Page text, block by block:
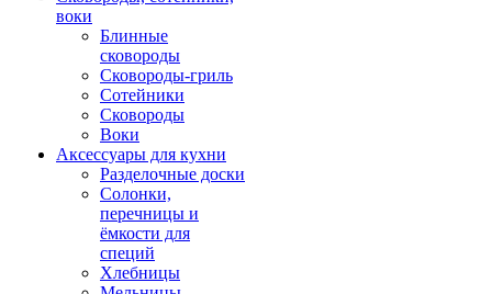
воки
Блинные
сковороды
Сковороды-гриль
Сотейники
Сковороды
Воки
Аксессуары для кухни
Разделочные доски
Солонки,
перечницы и
ёмкости для
специй
Хлебницы